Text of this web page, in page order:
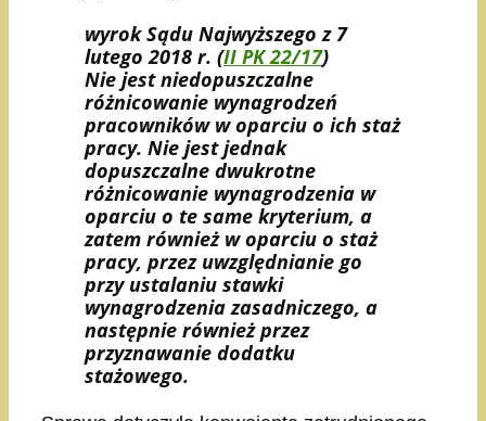
wyrok Sądu Najwyższego z 7
lutego 2018 r. (II PK 22/17)
Nie jest niedopuszczalne
różnicowanie wynagrodzeń
pracowników w oparciu o ich staż
pracy. Nie jest jednak
dopuszczalne dwukrotne
różnicowanie wynagrodzenia w
oparciu o te same kryterium, a
zatem również w oparciu o staż
pracy, przez uwzględnianie go
przy ustalaniu stawki
wynagrodzenia zasadniczego, a
następnie również przez
przyznawanie dodatku
stażowego.